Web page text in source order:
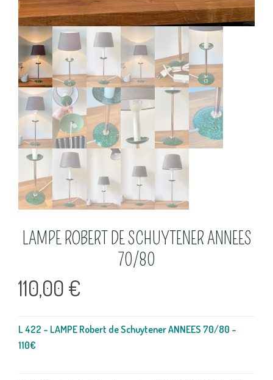
LAMPE ROBERT DE SCHUYTENER ANNEES
70/80
110,00 €
L 422 – LAMPE Robert de Schuytener ANNEES 70/80 –
110€